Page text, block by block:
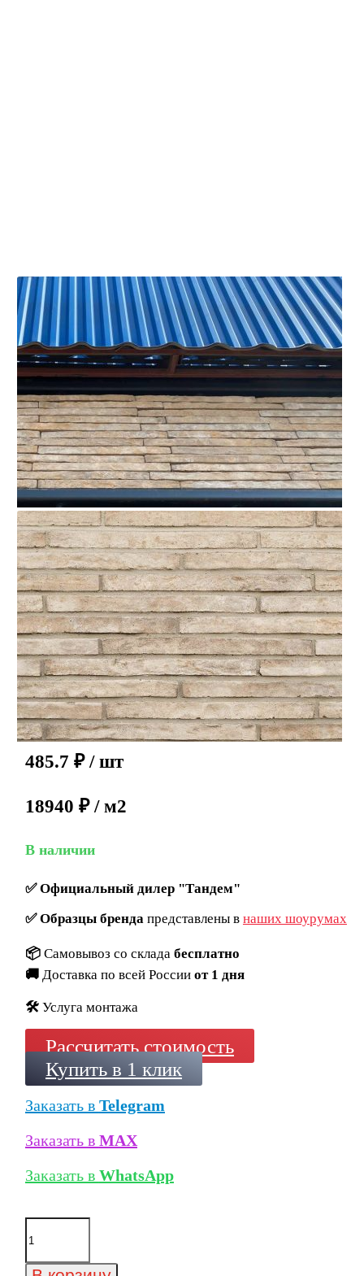
485.7 ₽ / шт
18940 ₽ / м2
В наличии
✅Официальный дилер "Тандем"
✅Образцы брендапредставлены в наших шоурумах
📦 Самовывоз со склада бесплатно
🚚 Доставка по всей России от 1 дня
🛠️ Услуга монтажа
Рассчитать стоимость
Купить в 1 клик
Заказать в Telegram
Заказать в MAX
Заказать в WhatsApp
Количество
товара
кирпич